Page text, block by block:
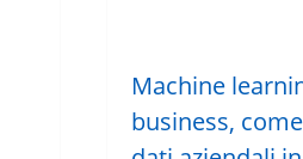
Machine
business,